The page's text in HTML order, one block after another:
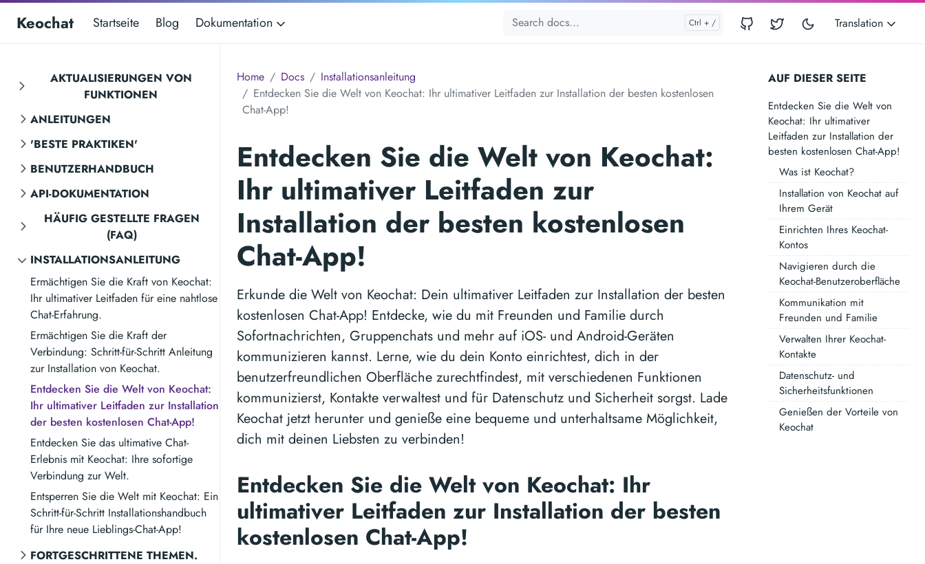
Keochat Startseite Blog Dokumentation Translation
AKTUALISIERUNGEN VON
FUNKTIONEN
ANLEITUNGEN
'BESTE PRAKTIKEN'
BENUTZERHANDBUCH
API-DOKUMENTATION
HÄUFIG GESTELLTE FRAGEN
(FAQ)
INSTALLATIONSANLEITUNG
Ermächtigen Sie die Kraft von Keochat:
Ihr ultimativer Leitfaden für eine nahtlose
Chat-Erfahrung.
Ermächtigen Sie die Kraft der
Verbindung: Schritt-für-Schritt Anleitung
zur Installation von Keochat.
Entdecken Sie die Welt von Keochat:
Ihr ultimativer Leitfaden zur Installation
der besten kostenlosen Chat-App!
Entdecken Sie das ultimative Chat-
Erlebnis mit Keochat: Ihre sofortige
Verbindung zur Welt.
Entsperren Sie die Welt mit Keochat: Ein
Schritt-für-Schritt Installationshandbuch
für Ihre neue Lieblings-Chat-App!
FORTGESCHRITTENE THEMEN.
AUF DIESER SEITE
Entdecken Sie die Welt von
Keochat: Ihr ultimativer
Leitfaden zur Installation der
besten kostenlosen Chat-App!
Was ist Keochat?
Installation von Keochat auf
Ihrem Gerät
Einrichten Ihres Keochat-
Kontos
Navigieren durch die
Keochat-Benutzeroberfläche
Kommunikation mit
Freunden und Familie
Verwalten Ihrer Keochat-
Kontakte
Datenschutz- und
Sicherheitsfunktionen
Genießen der Vorteile von
Keochat
Home Docs
Installationsanleitung
Entdecken Sie die Welt von Keochat: Ihr ultimativer Leitfaden zur Installation der besten kostenlosen
Chat-App!
Entdecken Sie die Welt von Keochat:
Ihr ultimativer Leitfaden zur
Installation der besten kostenlosen
Chat-App!
Erkunde die Welt von Keochat: Dein ultimativer Leitfaden zur Installation der besten
kostenlosen Chat-App! Entdecke, wie du mit Freunden und Familie durch
Sofortnachrichten, Gruppenchats und mehr auf iOS- und Android-Geräten
kommunizieren kannst. Lerne, wie du dein Konto einrichtest, dich in der
benutzerfreundlichen Oberfläche zurechtfindest, mit verschiedenen Funktionen
kommunizierst, Kontakte verwaltest und für Datenschutz und Sicherheit sorgst. Lade
Keochat jetzt herunter und genieße eine bequeme und unterhaltsame Möglichkeit,
dich mit deinen Liebsten zu verbinden!
Entdecken Sie die Welt von Keochat: Ihr
ultimativer Leitfaden zur Installation der besten
kostenlosen Chat-App!